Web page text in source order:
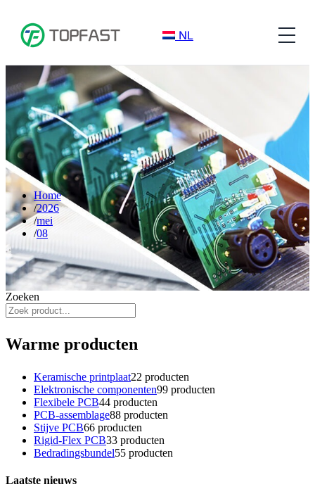
NL
Home
2026
mei
08
Zoeken
Warme producten
Keramische printplaat22 producten
Elektronische componenten99 producten
Flexibele PCB44 producten
PCB-assemblage88 producten
Stijve PCB66 producten
Rigid-Flex PCB33 producten
Bedradingsbundel55 producten
Laatste nieuws